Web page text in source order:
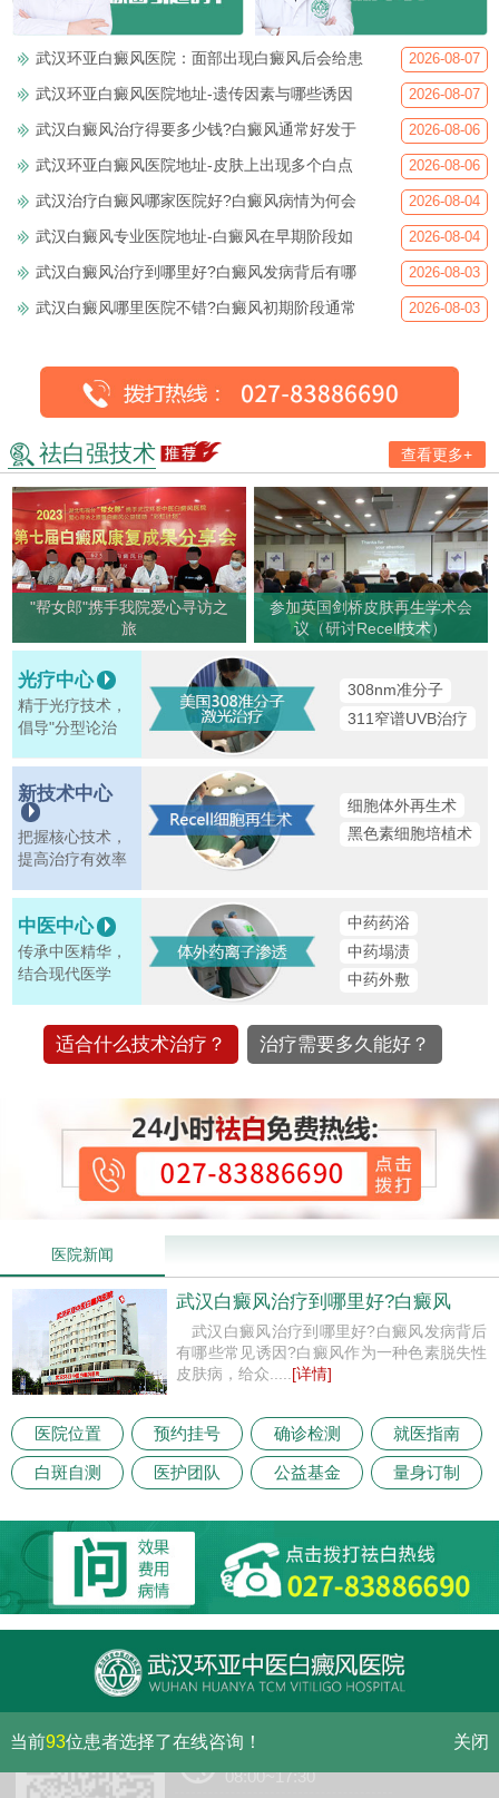
武汉环亚白癜风医院：面部出现白癜风后会给患 2026-08-07
武汉环亚白癜风医院地址-遗传因素与哪些诱因 2026-08-07
武汉白癜风治疗得要多少钱?白癜风通常好发于 2026-08-06
武汉环亚白癜风医院地址-皮肤上出现多个白点 2026-08-06
武汉治疗白癜风哪家医院好?白癜风病情为何会 2026-08-04
武汉白癜风专业医院地址-白癜风在早期阶段如 2026-08-04
武汉白癜风治疗到哪里好?白癜风发病背后有哪 2026-08-03
武汉白癜风哪里医院不错?白癜风初期阶段通常 2026-08-03
祛白强技术 查看更多+
"帮女郎"携手我院爱心寻访之
旅
参加英国剑桥皮肤再生学术会
议（研讨Recell技术）
光疗中心
精于光疗技术，
倡导"分型论治
308nm准分子
311窄谱UVB治疗
新技术中心
把握核心技术，
提高治疗有效率
细胞体外再生术
黑色素细胞培植术
中医中心
传承中医精华，
结合现代医学
中药药浴
中药塌渍
中药外敷
适合什么技术治疗？ 治疗需要多久能好？
医院新闻
武汉白癜风治疗到哪里好?白癜风
武汉白癜风治疗到哪里好?白癜风发病背后
有哪些常见诱因?白癜风作为一种色素脱失性
皮肤病，给众..... [详情]
医院位置 预约挂号 确诊检测 就医指南
白斑自测 医护团队 公益基金 量身订制
门诊（节假日无休息）
08:00~17:30
当前93位患者选择了在线咨询！ 关闭